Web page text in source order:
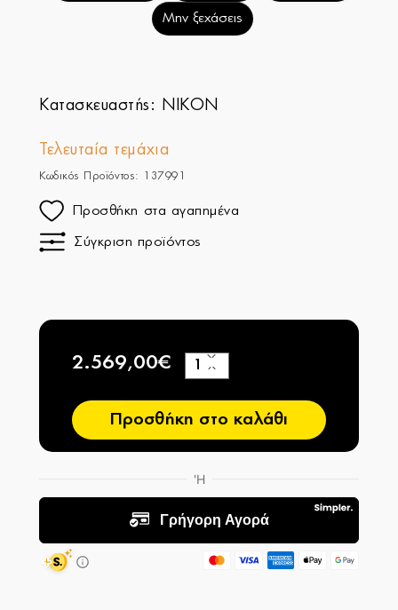
Μην ξεχάσεις
Κατασκευαστής: NIKON
Τελευταία τεμάχια
Κωδικός Προϊόντος: 137991
Προσθήκη στα αγαπημένα
Σύγκριση προϊόντος
2.569,00€
−
+
Προσθήκη στο καλάθι